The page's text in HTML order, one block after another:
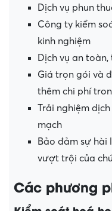
Dịch vụ phun
Công ty kiểm
kinh nghiệm
Dịch vụ an
Giá trọn gói và
thêm chi phí
Trải nghiệm
mạch
Bảo đảm sự hài
vượt trội của
Các phương